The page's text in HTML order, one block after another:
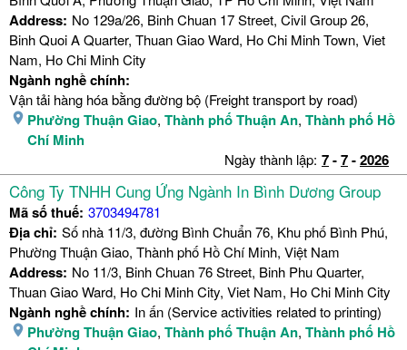
Address: No 129a/26, Binh Chuan 17 Street, Civil Group 26,
Binh Quoi A Quarter, Thuan Giao Ward, Ho Chi Minh Town, Viet
Nam, Ho Chi Minh City
Ngành nghề chính:
Vận tải hàng hóa bằng đường bộ (Freight transport by road)
Phường Thuận Giao, Thành phố Thuận An, Thành phố Hồ
Chí Minh
Ngày thành lập: 7-7-2026
Công Ty TNHH Cung Ứng Ngành In Bình Dương Group
Mã số thuế: 3703494781
Địa chỉ: Số nhà 11/3, đường Bình Chuẩn 76, Khu phố Bình Phú,
Phường Thuận Giao, Thành phố Hồ Chí Minh, Việt Nam
Address: No 11/3, Binh Chuan 76 Street, Binh Phu Quarter,
Thuan Giao Ward, Ho Chi Minh City, Viet Nam, Ho Chi Minh City
Ngành nghề chính: In ấn (Service activities related to printing)
Phường Thuận Giao, Thành phố Thuận An, Thành phố Hồ